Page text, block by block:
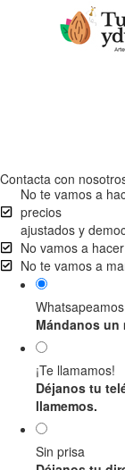
Contacta con
No te vamos a
precios
ajustados y
No vamos a
No te vamos a
Whatsapeamos
Mándanos un
¡Te llamamos!
Déjanos tu
llamemos.
Sin prisa